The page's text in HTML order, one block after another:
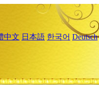
中文 日本語 한국어 Deutsch